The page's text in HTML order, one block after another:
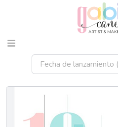
Fecha de